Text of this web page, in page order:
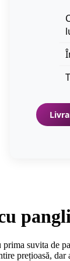
suvita de
prețioasă,